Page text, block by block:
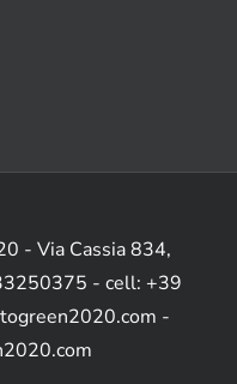
- Via Cassia 834,
- cell: +39
-